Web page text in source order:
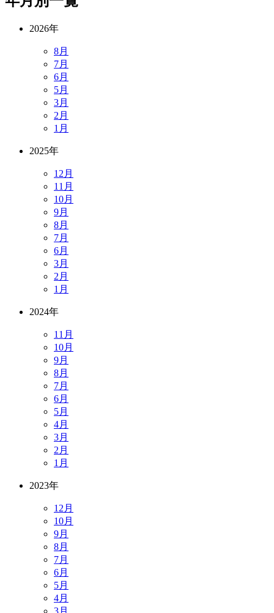
2026年
8月
7月
6月
5月
3月
2月
1月
2025年
12月
11月
10月
9月
8月
7月
6月
3月
2月
1月
2024年
11月
10月
9月
8月
7月
6月
5月
4月
3月
2月
1月
2023年
12月
10月
9月
8月
7月
6月
5月
4月